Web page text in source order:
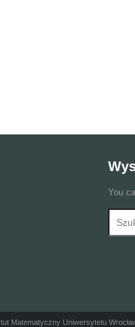
You
Matematyczny Uniwersytetu